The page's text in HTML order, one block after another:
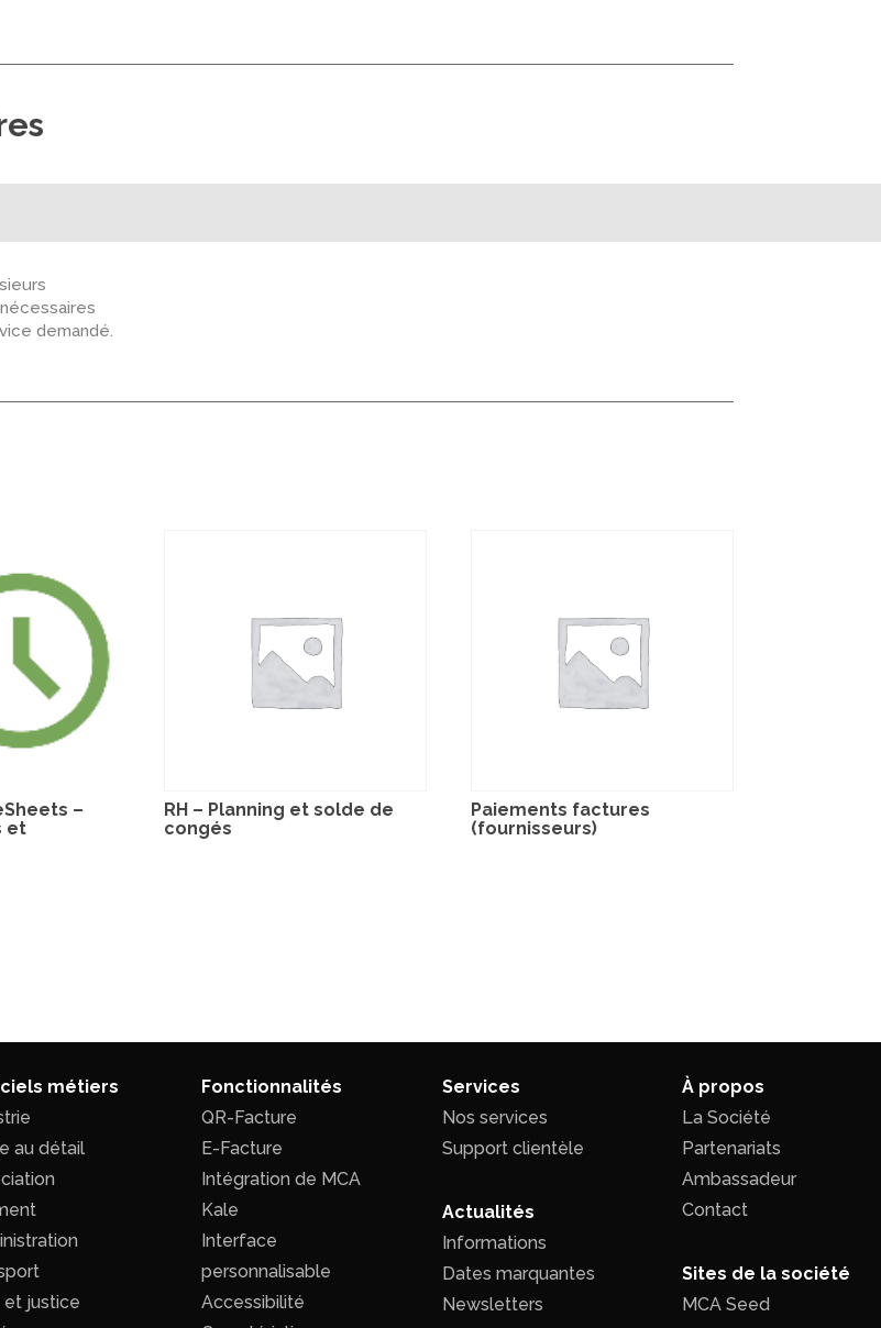
demandé.
–
et
RH – Planning et solde de
congés
Paiements factures
(fournisseurs)
métiers
au détail
et justice
Fonctionnalités
QR-Facture
E-Facture
Intégration de MCA
Kale
Interface
personnalisable
Accessibilité
Services
Nos services
Support clientèle
Actualités
Informations
Dates marquantes
Newsletters
À propos
La Société
Partenariats
Ambassadeur
Contact
Sites de la société
MCA Seed